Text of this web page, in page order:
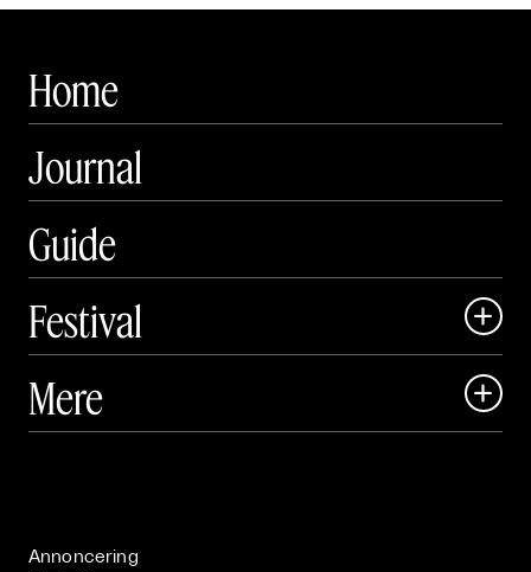
Home
Journal
Guide
Festival

 Art Matter Festival
Mere 
Annoncering